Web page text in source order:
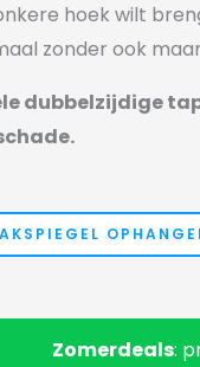
hoek wilt
zonder ook
dubbelzijdige
Zomerdeals: